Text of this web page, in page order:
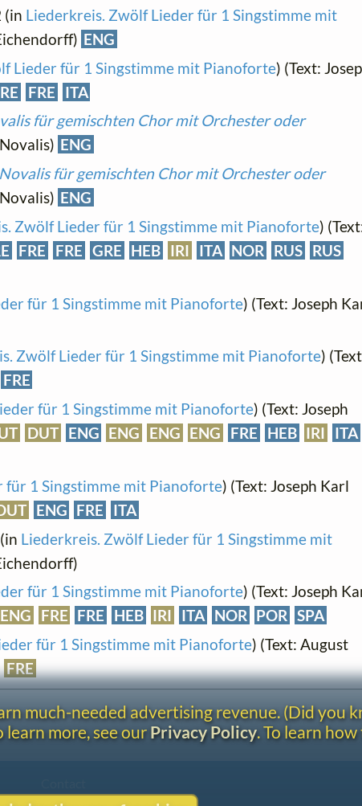
(in Liederkreis. Zwölf Lieder für 1 Singstimme mit
ENG
Lieder für 1 Singstimme mit Pianoforte) (Text:
FRE
ITA
für gemischten Chor mit Orchester oder
ENG
für gemischten Chor mit Orchester oder
ENG
Zwölf Lieder für 1 Singstimme mit Pianoforte)
FRE FRE GRE HEB IRI ITA NOR RUS RUS
für 1 Singstimme mit Pianoforte) (Text: Joseph
Zwölf Lieder für 1 Singstimme mit Pianoforte)
FRE
für 1 Singstimme mit Pianoforte) (Text: Joseph
DUT ENG ENG ENG ENG FRE HEB IRI
ITA
für 1 Singstimme mit Pianoforte) (Text: Joseph Karl
ENG FRE
ITA
Liederkreis. Zwölf Lieder für 1 Singstimme mit
für 1 Singstimme mit Pianoforte) (Text: Joseph
ENG FRE FRE HEB IRI ITA NOR POR SPA
für 1 Singstimme mit Pianoforte) (Text: August
FRE
much-needed advertising revenue. (Did you
more, see ourPrivacy Policy. To learn
Copyright